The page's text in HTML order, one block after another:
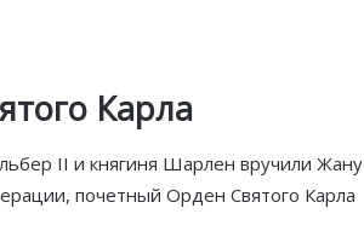
Карла
II и княгиня Шарлен вручили Жану
почетный Орден Святого Карла